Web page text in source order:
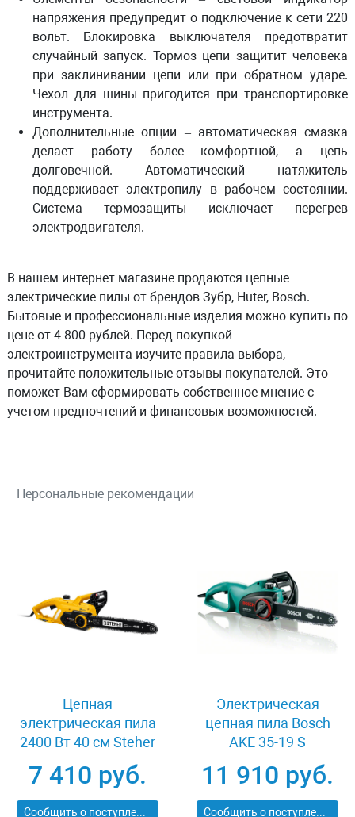
напряжения предупредит о подключение к сети 220
вольт. Блокировка выключателя предотвратит
случайный запуск. Тормоз цепи защитит человека
при заклинивании цепи или при обратном ударе.
Чехол для шины пригодится при транспортировке
инструмента.
Дополнительные опции – автоматическая смазка
делает работу более комфортной, а цепь
долговечной. Автоматический натяжитель
поддерживает электропилу в рабочем состоянии.
Система термозащиты исключает перегрев
электродвигателя.
В нашем интернет-магазине продаются цепные
электрические пилы от брендов Зубр, Huter, Bosch.
Бытовые и профессиональные изделия можно купить по
цене от 4 800 рублей. Перед покупкой
электроинструмента изучите правила выбора,
прочитайте положительные отзывы покупателей. Это
поможет Вам сформировать собственное мнение с
учетом предпочтений и финансовых возможностей.
Персональные рекомендации
Цепная
электрическая пила
2400 Вт 40 см Steher
7 410 руб.
Сообщить о поступлении
Электрическая
цепная пила Bosch
AKE 35-19 S
11 910 руб.
Сообщить о поступлении